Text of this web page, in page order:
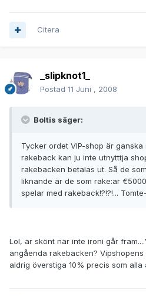
Citera
_slipknot1_
Postad 11 Juni , 2008
Boltis säger:
Tycker ordet VIP-shop är ganska
rakeback kan ju inte utnytttja
rakebacken betalas ut. Så de
liknande är de som rake:ar
spelar med rakeback!?!?!...
Lol, är skönt när inte ironi går
angåenda rakebacken?
aldrig överstiga 10% precis som alla